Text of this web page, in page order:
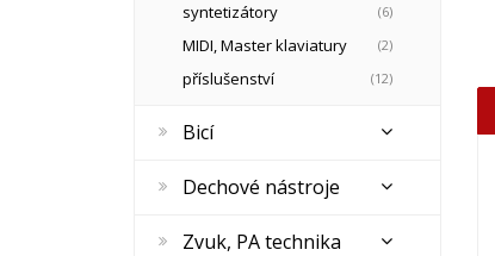
syntetizátory
(6)
MIDI, Master klaviatury (2)
příslušenství (12)
Bicí
Dechové nástroje
Zvuk, PA technika